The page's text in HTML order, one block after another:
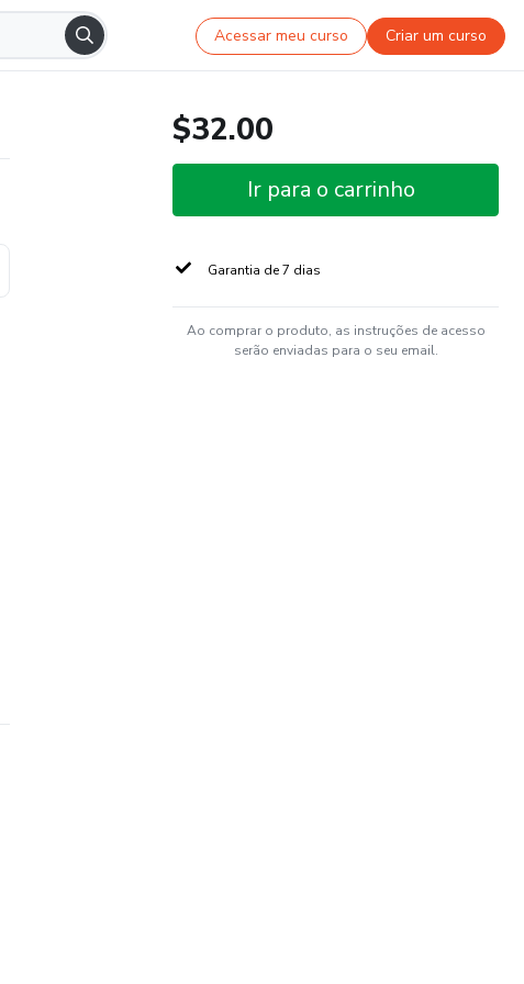
Acessar meu curso Criar um curso
$32.00
Ir para o carrinho
Garantia de 7 dias
Ao comprar o produto, as instruções de acesso
serão enviadas para o seu email.